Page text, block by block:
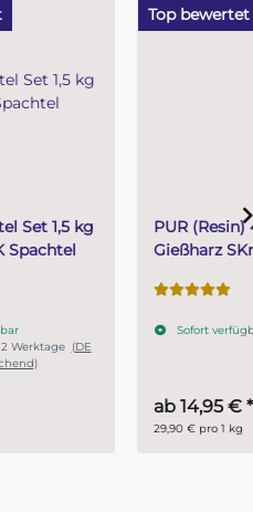
PUR (Resin) 4 Minuten
Gießharz SKresin 6804